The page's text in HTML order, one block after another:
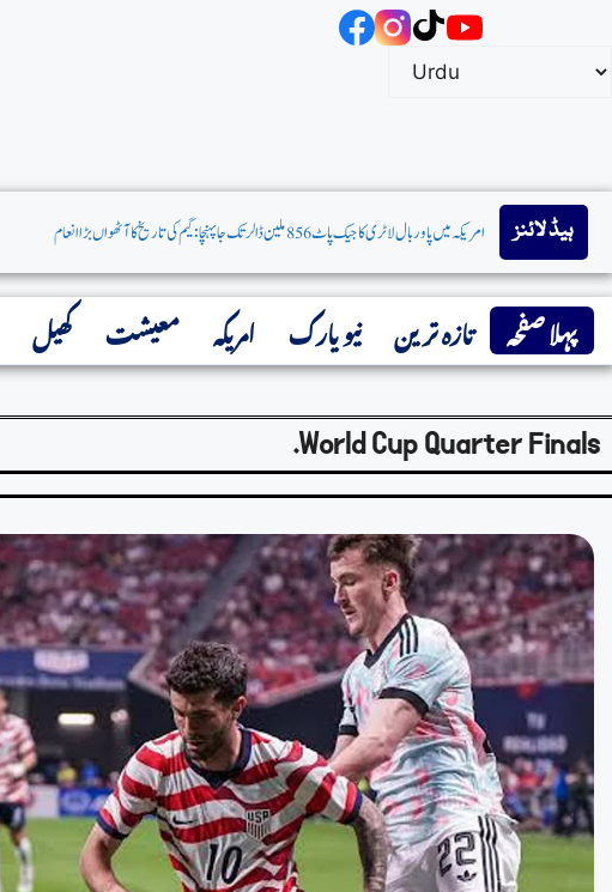
ہیڈ لائنز
پہلا صفحہ تازہ ترین نیو یارک امریکہ معیشت کھیل
World Cup Quarter Finals.